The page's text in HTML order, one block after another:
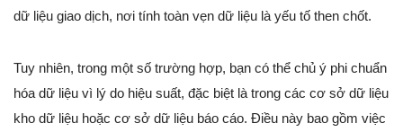
dữ liệu giao dịch, nơi tính toàn vẹn dữ liệu là yếu tố then chốt.
Tuy nhiên, trong một số trường hợp, bạn có thể chủ ý phi chuẩn
hóa dữ liệu vì lý do hiệu suất, đặc biệt là trong các cơ sở dữ liệu
kho dữ liệu hoặc cơ sở dữ liệu báo cáo. Điều này bao gồm việc